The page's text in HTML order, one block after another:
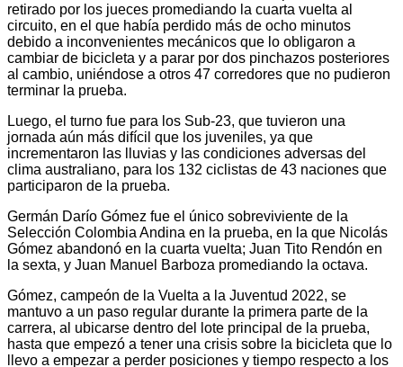
retirado por los jueces promediando la cuarta vuelta al
circuito, en el que había perdido más de ocho minutos
debido a inconvenientes mecánicos que lo obligaron a
cambiar de bicicleta y a parar por dos pinchazos posteriores
al cambio, uniéndose a otros 47 corredores que no pudieron
terminar la prueba.
Luego, el turno fue para los Sub-23, que tuvieron una
jornada aún más difícil que los juveniles, ya que
incrementaron las lluvias y las condiciones adversas del
clima australiano, para los 132 ciclistas de 43 naciones que
participaron de la prueba.
Germán Darío Gómez fue el único sobreviviente de la
Selección Colombia Andina en la prueba, en la que Nicolás
Gómez abandonó en la cuarta vuelta; Juan Tito Rendón en
la sexta, y Juan Manuel Barboza promediando la octava.
Gómez, campeón de la Vuelta a la Juventud 2022, se
mantuvo a un paso regular durante la primera parte de la
carrera, al ubicarse dentro del lote principal de la prueba,
hasta que empezó a tener una crisis sobre la bicicleta que lo
llevo a empezar a perder posiciones y tiempo respecto a los